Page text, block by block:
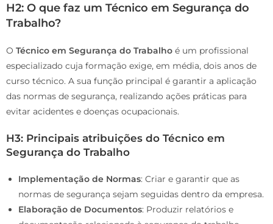
H2: O que faz um Técnico em Segurança do
Trabalho?
O Técnico em Segurança do Trabalho é um profissional
especializado cuja formação exige, em média, dois anos de
curso técnico. A sua função principal é garantir a aplicação
das normas de segurança, realizando ações práticas para
evitar acidentes e doenças ocupacionais.
H3: Principais atribuições do Técnico em
Segurança do Trabalho
Implementação de Normas: Criar e garantir que as
normas de segurança sejam seguidas dentro da empresa.
Elaboração de Documentos: Produzir relatórios e